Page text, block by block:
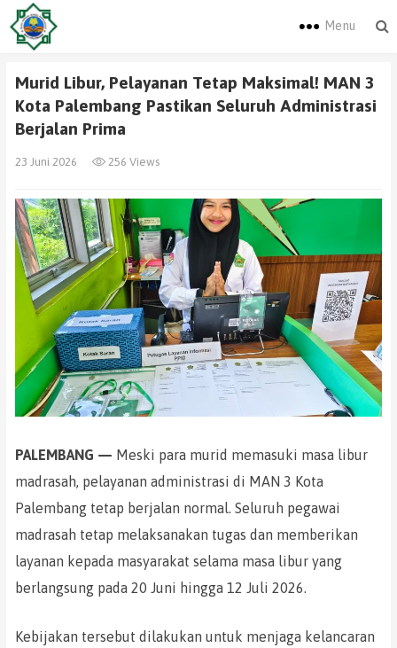
Menu
Murid Libur, Pelayanan Tetap Maksimal! MAN 3
Kota Palembang Pastikan Seluruh Administrasi
Berjalan Prima
23 Juni 2026 256 Views
PALEMBANG — Meski para murid memasuki masa libur
madrasah, pelayanan administrasi di MAN 3 Kota
Palembang tetap berjalan normal. Seluruh pegawai
madrasah tetap melaksanakan tugas dan memberikan
layanan kepada masyarakat selama masa libur yang
berlangsung pada 20 Juni hingga 12 Juli 2026.
Kebijakan tersebut dilakukan untuk menjaga kelancaran